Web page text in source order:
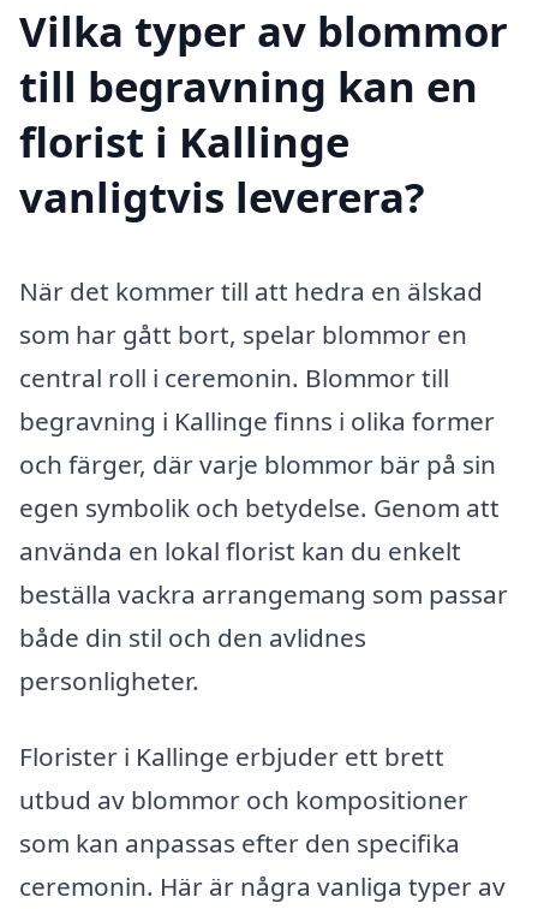
Vilka typer av blommor
till begravning kan en
florist i Kallinge
vanligtvis leverera?
När det kommer till att hedra en älskad
som har gått bort, spelar blommor en
central roll i ceremonin. Blommor till
begravning i Kallinge finns i olika former
och färger, där varje blommor bär på sin
egen symbolik och betydelse. Genom att
använda en lokal florist kan du enkelt
beställa vackra arrangemang som passar
både din stil och den avlidnes
personligheter.
Florister i Kallinge erbjuder ett brett
utbud av blommor och kompositioner
som kan anpassas efter den specifika
ceremonin. Här är några vanliga typer av